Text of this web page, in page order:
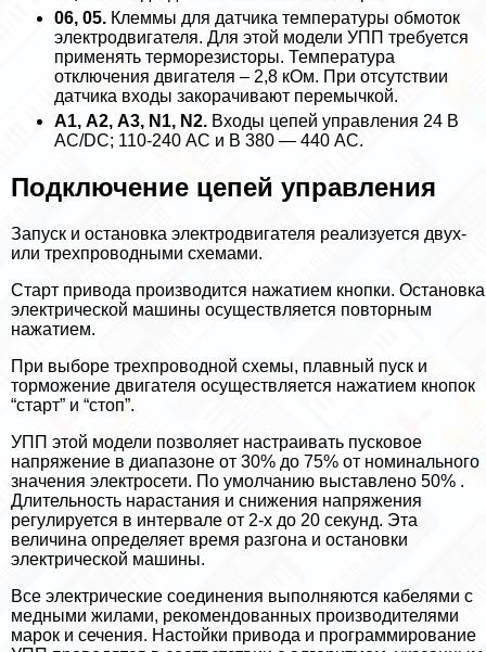
06, 05. Клеммы для датчика температуры обмоток
электродвигателя. Для этой модели УПП требуется
применять терморезисторы. Температура
отключения двигателя – 2,8 кОм. При отсутствии
датчика входы закорачивают перемычкой.
А1, А2, А3, N1, N2. Входы цепей управления 24 В
АС/DC; 110-240 АС и В 380 — 440 АС.
Подключение цепей управления
Запуск и остановка электродвигателя реализуется двух-
или трехпроводными схемами.
Старт привода производится нажатием кнопки. Остановка
электрической машины осуществляется повторным
нажатием.
При выборе трехпроводной схемы, плавный пуск и
торможение двигателя осуществляется нажатием кнопок
“старт” и “стоп”.
УПП этой модели позволяет настраивать пусковое
напряжение в диапазоне от 30% до 75% от номинального
значения электросети. По умолчанию выставлено 50% .
Длительность нарастания и снижения напряжения
регулируется в интервале от 2-х до 20 секунд. Эта
величина определяет время разгона и остановки
электрической машины.
Все электрические соединения выполняются кабелями с
медными жилами, рекомендованных производителями
марок и сечения. Настойки привода и программирование